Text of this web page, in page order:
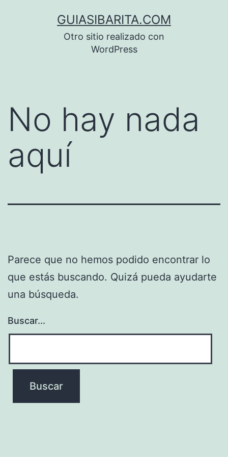
GUIASIBARITA.COM
Otro sitio realizado con
WordPress
No hay nada
aquí
Parece que no hemos podido encontrar lo
que estás buscando. Quizá pueda ayudarte
una búsqueda.
Buscar...